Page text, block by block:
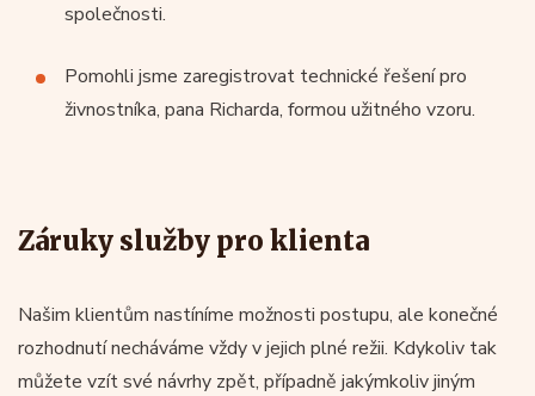
společnosti.
Pomohli jsme zaregistrovat technické řešení pro
živnostníka, pana Richarda, formou užitného vzoru.
Záruky služby pro klienta
Našim klientům nastíníme možnosti postupu, ale konečné
rozhodnutí necháváme vždy v jejich plné režii. Kdykoliv tak
můžete vzít své návrhy zpět, případně jakýmkoliv jiným